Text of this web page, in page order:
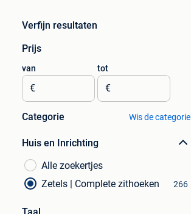
Verfijn resultaten
Prijs
van
€
tot
€
Categorie Wis de categorie
Huis en Inrichting
Alle zoekertjes
Zetels | Complete zithoeken
266